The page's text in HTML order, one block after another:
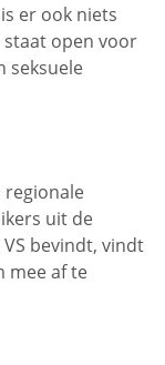
er ook niets
staat open voor
seksuele
regionale
uit de
bevindt, vindt
mee af te